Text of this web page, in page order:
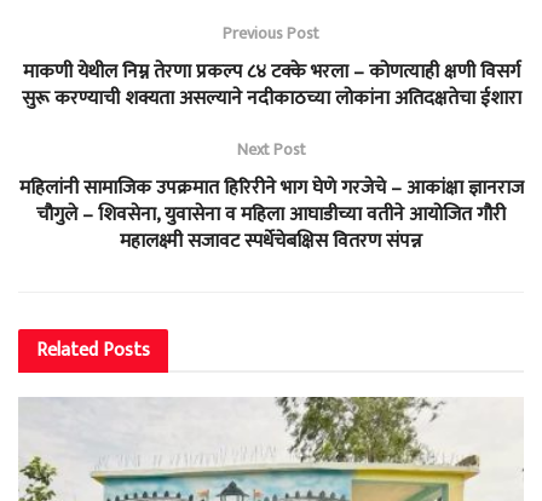
Previous Post
माकणी येथील निम्न तेरणा प्रकल्प ८४ टक्के भरला – कोणत्याही क्षणी विसर्ग
सुरू करण्याची शक्यता असल्याने नदीकाठच्या लोकांना अतिदक्षतेचा ईशारा
Next Post
महिलांनी सामाजिक उपक्रमात हिरिरीने भाग घेणे गरजेचे – आकांक्षा ज्ञानराज
चौगुले – शिवसेना, युवासेना व महिला आघाडीच्या वतीने आयोजित गौरी
महालक्ष्मी सजावट स्पर्धेचेबक्षिस वितरण संपन्न
RelatedPosts